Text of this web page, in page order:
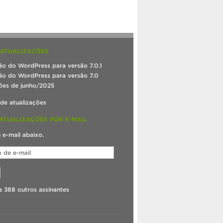
do WordPress para versão 7.0.1
do WordPress para versão 7.0
de junho/2025
atualizações
POR E-MAIL
e-mail abaixo.
388 outros assinantes